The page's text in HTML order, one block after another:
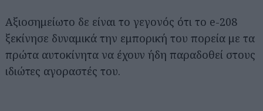
Αξιοσημείωτο δε είναι το γεγονός ότι το e-208
ξεκίνησε δυναμικά την εμπορική του πορεία με τα
πρώτα αυτοκίνητα να έχουν ήδη παραδοθεί στους
ιδιώτες αγοραστές του.